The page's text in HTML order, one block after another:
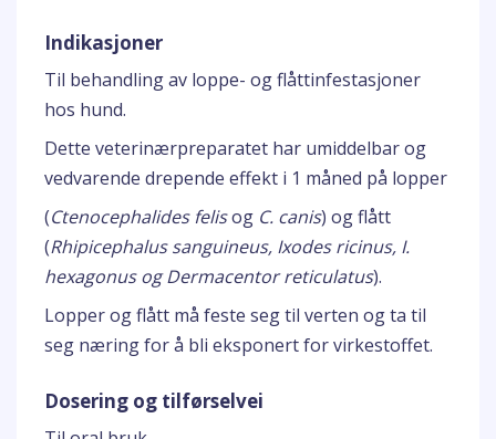
Indikasjoner
Til behandling av loppe- og flåttinfestasjoner
hos hund.
Dette veterinærpreparatet har umiddelbar og
vedvarende drepende effekt i 1 måned på lopper
(Ctenocephalides felisog C. canis) og flått
(Rhipicephalus sanguineus, Ixodes ricinus, I.
hexagonus og Dermacentor reticulatus).
Lopper og flått må feste seg til verten og ta til
seg næring for å bli eksponert for virkestoffet.
Dosering og tilførselvei